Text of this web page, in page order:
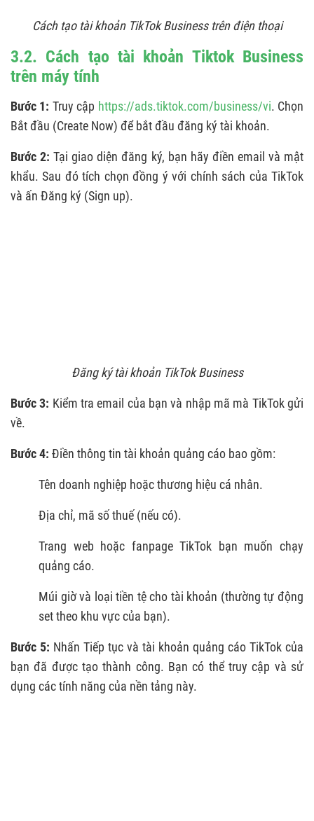
Cách tạo tài khoản TikTok Business trên điện thoại
3.2. Cách tạo tài khoản Tiktok Business
trên máy tính
Bước 1: Truy cập https://ads.tiktok.com/business/vi. Chọn
Bắt đầu (Create Now) để bắt đầu đăng ký tài khoản.
Bước 2: Tại giao diện đăng ký, bạn hãy điền email và mật
khẩu. Sau đó tích chọn đồng ý với chính sách của TikTok
và ấn Đăng ký (Sign up).
Đăng ký tài khoản TikTok Business
Bước 3: Kiểm tra email của bạn và nhập mã mà TikTok gửi
về.
Bước 4: Điền thông tin tài khoản quảng cáo bao gồm:
Tên doanh nghiệp hoặc thương hiệu cá nhân.
Địa chỉ, mã số thuế (nếu có).
Trang web hoặc fanpage TikTok bạn muốn chạy
quảng cáo.
Múi giờ và loại tiền tệ cho tài khoản (thường tự động
set theo khu vực của bạn).
Bước 5: Nhấn Tiếp tục và tài khoản quảng cáo TikTok của
bạn đã được tạo thành công. Bạn có thể truy cập và sử
dụng các tính năng của nền tảng này.